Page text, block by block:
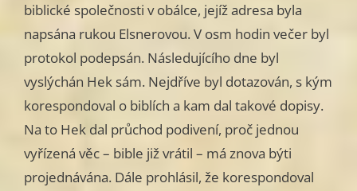
biblické společnosti v obálce, jejíž adresa byla
napsána rukou Elsnerovou. V osm hodin večer byl
protokol podepsán. Následujícího dne byl
vyslýchán Hek sám. Nejdříve byl dotazován, s kým
korespondoval o biblích a kam dal takové dopisy.
Na to Hek dal průchod podivení, proč jednou
vyřízená věc – bible již vrátil – má znova býti
projednávána. Dále prohlásil, že korespondoval